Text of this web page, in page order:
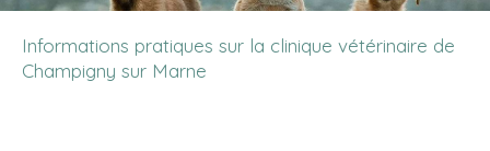
Informations pratiques sur la clinique vétérinaire de
Champigny sur Marne